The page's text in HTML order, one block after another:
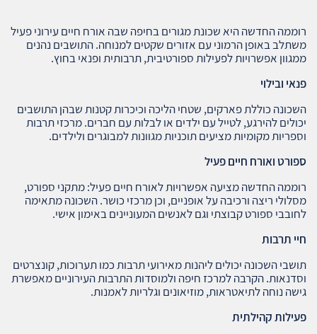
רוממה החדשה היא שכונת מגורים בחיפה שבה אורח חיים עירוני פעיל
משתלב באופן הרמוני עם אזורים שקטים למנוחה. התושבים נהנים
ממגוון אפשרויות לפעילות ספורטיבית, תרבותית ופנאי בחוץ.
פנאי ובילוי
השכונה כוללת פארקים, שטחי הליכה וכיכרות קטנות שבהן התושבים
יכולים להירגע, לטייל עם ילדים או לבלות עם חברים. מרכזי תרבות
וספריות מקומיות מציעים תוכניות מגוונות למבוגרים ולילדים.
ספורט ואורח חיים פעיל
רוממה החדשה מציעה אפשרויות לאורח חיים פעיל: מתקני ספורט,
מסלולי ריצה ורכיבה על אופניים, וכן מרכזי כושר. השכונה מתאימה
לחובבי ספורט קבוצתי וגם לאנשים המעוניינים באימון אישי.
חיי תרבות
תושבי השכונה יכולים ליהנות מאירועי תרבות כמו תערוכות, קונצרטים
וסדנאות. הקרבה למרכז חיפה ולמוסדות התרבות העירוניים מאפשרת
גישה נוחה לתיאטראות, מוזיאונים וגלריות לאמנות.
פעילות קהילתית